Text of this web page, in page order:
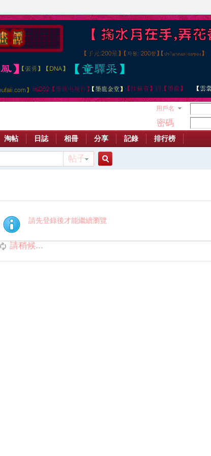
用戶名
密碼
淘帖 日誌 相冊 分享 記錄 排行榜
帖子
索
請先登錄後才能繼續瀏覽
請稍候...